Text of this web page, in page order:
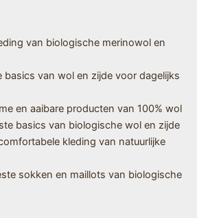
van biologische merinowol en
basics van wol en zijde voor dagelijks
en aaibare producten van 100% wol
basics van biologische wol en zijde
kleding van natuurlijke
sokken en maillots van biologische